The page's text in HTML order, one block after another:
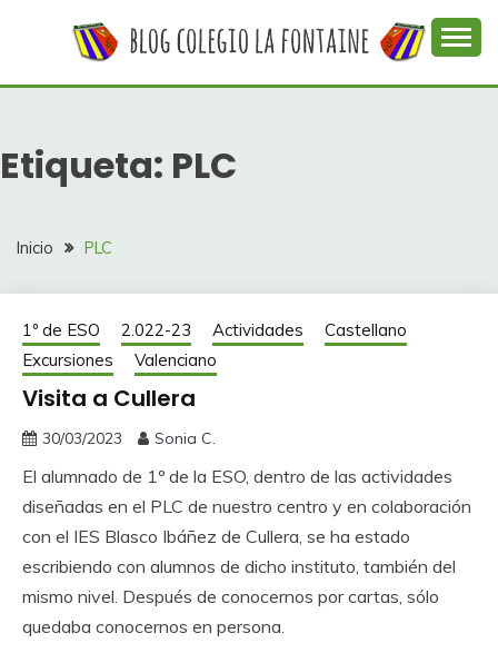
COLEGIO LA
FONTAINE
colegio La Fontaine
Etiqueta: PLC
Inicio PLC
1º de ESO 2.022-23 Actividades
Castellano
Excursiones
Valenciano
Visita a Cullera
30/03/2023 Sonia C.
El alumnado de 1º de la ESO, dentro de las actividades
diseñadas en el PLC de nuestro centro y en colaboración
con el IES Blasco Ibáñez de Cullera, se ha estado
escribiendo con alumnos de dicho instituto, también del
mismo nivel. Después de conocernos por cartas, sólo
quedaba conocernos en persona.